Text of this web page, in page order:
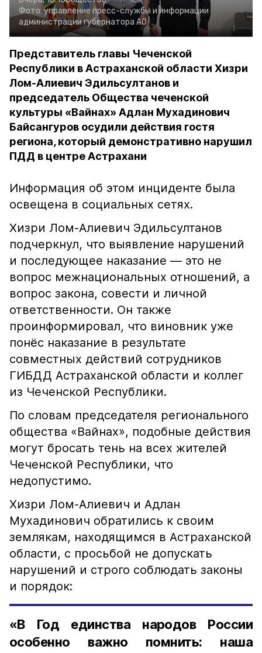
Фото: управление пресс-службы и информации
администрации губернатора АО
Представитель главы Чеченской
Республики в Астраханской области Хизри
Лом-Алиевич Эдильсултанов и
председатель Общества чеченской
культуры «Вайнах» Адлан Мухадинович
Байсангуров осудили действия гостя
региона, который демонстративно нарушил
ПДД в центре Астрахани
Информация об этом инциденте была
освещена в социальных сетях.
Хизри Лом-Алиевич Эдильсултанов
подчеркнул, что выявление нарушений
и последующее наказание — это не
вопрос межнациональных отношений, а
вопрос закона, совести и личной
ответственности. Он также
проинформировал, что виновник уже
понёс наказание в результате
совместных действий сотрудников
ГИБДД Астраханской области и коллег
из Чеченской Республики.
По словам председателя регионального
общества «Вайнах», подобные действия
могут бросать тень на всех жителей
Чеченской Республики, что
недопустимо.
Хизри Лом-Алиевич и Адлан
Мухадинович обратились к своим
землякам, находящимся в Астраханской
области, с просьбой не допускать
нарушений и строго соблюдать законы
и порядок:
«В Год единства народов России
особенно важно помнить: наша